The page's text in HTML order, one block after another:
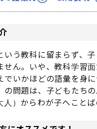
いう教科に留まらず、
せん。いや、教科学習
でいかほどの語彙を身
の問題は、子どもたち
人）からわが子へこと